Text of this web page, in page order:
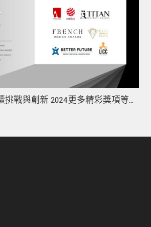
戰與創新 2024更多精彩獎項等你